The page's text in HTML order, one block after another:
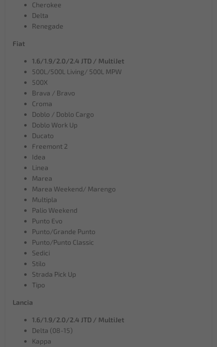
Cherokee
Delta
Renegade
Fiat
1.6/1.9/2.0/2.4 JTD / MultiJet
500L/500L Living/ 500L MPW
500X
Brava / Bravo
Croma
Doblo / Doblo Cargo
Doblo Work Up
Ducato
Freemont 2
Idea
Linea
Marea
Marea Weekend/ Marengo
Multipla
Palio Weekend
Punto Evo
Punto/Grande Punto
Punto/Punto Classic
Sedici
Stilo
Strada Pick Up
Tipo
Lancia
1.6/1.9/2.0/2.4 JTD / MultiJet
Delta (08-15)
Kappa